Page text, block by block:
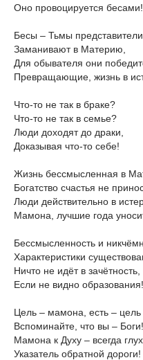
Оно провоцируется бесами!
Бесы – Тьмы
Заманивают в Материю,
Для обывателя они
Превращающие, жизнь в
Что-то не так в браке?
Что-то не так в семье?
Люди доходят до драки,
Доказывая что-то себе!
Жизнь бессмысленная в
Богатство счастья не
Люди действительно в
Мамона, лучшие года
Бессмысленность и
Характеристики
Ничто не идёт в зачётность,
Если не видно образования!
Цель – мамона, есть – цель
Вспоминайте, что вы – Боги!
Мамона к Духу – всегда
Указатель обратной дороги!